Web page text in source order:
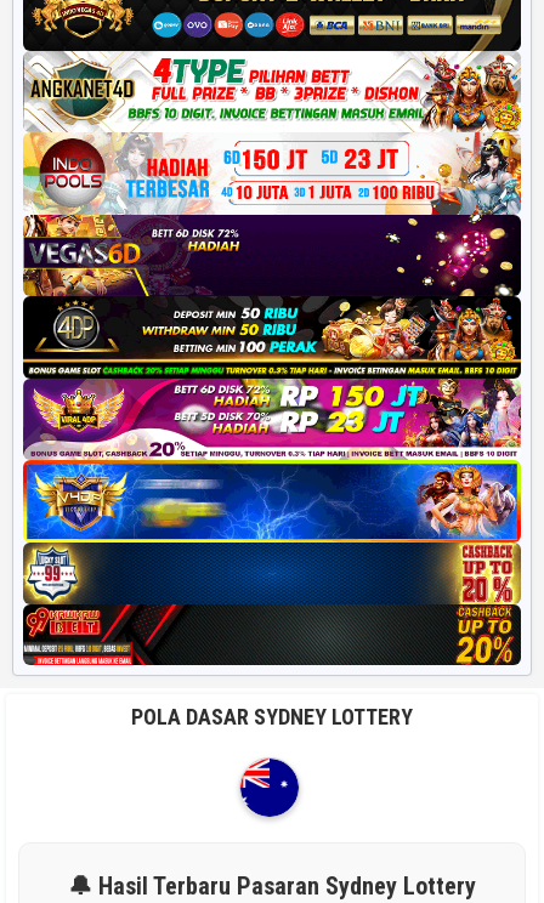
POLA DASAR SYDNEY LOTTERY
🔔 Hasil Terbaru Pasaran Sydney Lottery